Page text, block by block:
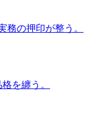
務の押印が整う。
を纏う。